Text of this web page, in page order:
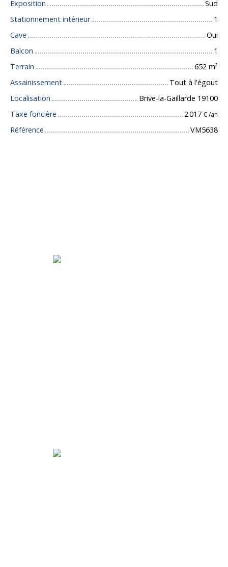
Exposition
Sud
Stationnement intérieur
1
Cave
Oui
Balcon
1
Terrain
652 m²
Assainissement
Tout à l'égout
Localisation
Brive-la-Gaillarde 19100
Taxe foncière
2 017 € /an
Référence VM5638